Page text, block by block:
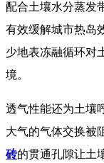
配合土壤水分蒸发
有效缓解城市热岛
少地表冻融循环对
境。​
透气性能还为土壤
大气的气体交换被
砖的贯通孔隙让土